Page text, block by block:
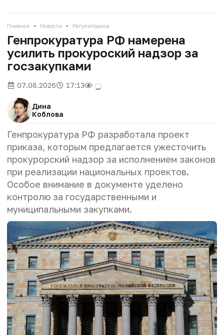
Главная • Новости • Регуляторика
Генпрокуратура РФ намерена
усилить прокуроский надзор за
госзакупками
07.08.2026 17:13
Дина
Коблова
Генпрокуратура РФ разработала проект
приказа, которым предлагается ужесточить
прокурорский надзор за исполнением законов
при реализации национальных проектов.
Особое внимание в документе уделено
контролю за государственными и
муниципальными закупками.